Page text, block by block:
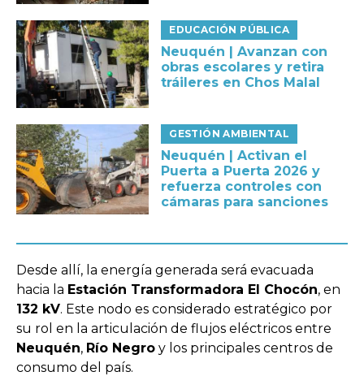
EDUCACIÓN PÚBLICA
Neuquén | Avanzan con
obras escolares y retira
tráileres en Chos Malal
GESTIÓN AMBIENTAL
Neuquén | Activan el
Puerta a Puerta 2026 y
refuerza controles con
cámaras para sanciones
Desde allí, la energía generada será evacuada
hacia la Estación Transformadora El Chocón, en
132 kV. Este nodo es considerado estratégico por
su rol en la articulación de flujos eléctricos entre
Neuquén, Río Negro y los principales centros de
consumo del país.